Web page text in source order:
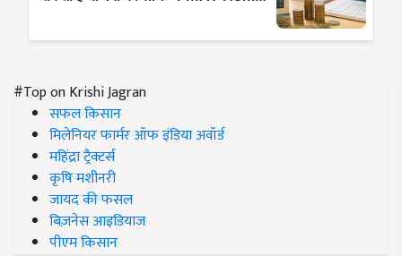
#Top on Krishi Jagran
सफल किसान
मिलेनियर फार्मर ऑफ इंडिया अवॉर्ड
महिंद्रा ट्रैक्टर्स
कृषि मशीनरी
जायद की फसल
बिज़नेस आइडियाज
पीएम किसान